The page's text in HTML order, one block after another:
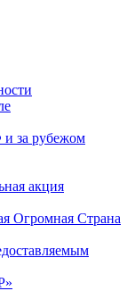
и за рубежом
акция
Огромная Страна